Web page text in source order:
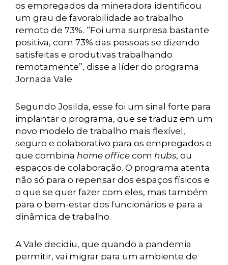
os empregados da mineradora identificou
um grau de favorabilidade ao trabalho
remoto de 73%. “Foi uma surpresa bastante
positiva, com 73% das pessoas se dizendo
satisfeitas e produtivas trabalhando
remotamente”, disse a líder do programa
Jornada Vale.
Segundo Josilda, esse foi um sinal forte para
implantar o programa, que se traduz em um
novo modelo de trabalho mais flexível,
seguro e colaborativo para os empregados e
que combina home office com hubs, ou
espaços de colaboração. O programa atenta
não só para o repensar dos espaços físicos e
o que se quer fazer com eles, mas também
para o bem-estar dos funcionários e para a
dinâmica de trabalho.
A Vale decidiu, que quando a pandemia
permitir, vai migrar para um ambiente de